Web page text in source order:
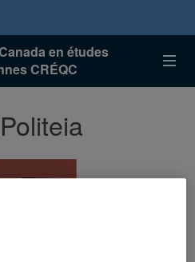
en études
CRÉQC